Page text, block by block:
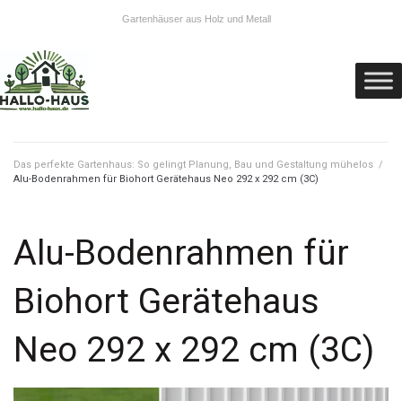
Gartenhäuser aus Holz und Metall
Das perfekte Gartenhaus: So gelingt Planung, Bau und Gestaltung mühelos /
Alu-Bodenrahmen für Biohort Gerätehaus Neo 292 x 292 cm (3C)
Alu-Bodenrahmen für
Biohort Gerätehaus
Neo 292 x 292 cm (3C)